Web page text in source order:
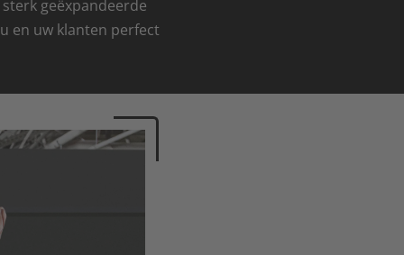
geëxpandeerde
en uw klanten perfect